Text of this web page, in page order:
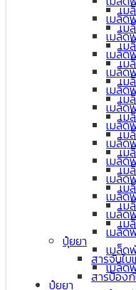
เม
เม
เม
เม
เม
เม
เม
เม
เม
เม
เม
เม
เม
ปุ๋ยยา
สารจับใ
สารป้อง
เมล็ด
เมล็ด
เมล็ด
เมล็ด
เมล็ด
เมล็ด
เมล็ด
เมล็ด
เมล็ด
เมล็ด
เมล็ด
เมล็ด
เมล็ด
เมล็ด
เมล็ด
ปุ๋ยยา